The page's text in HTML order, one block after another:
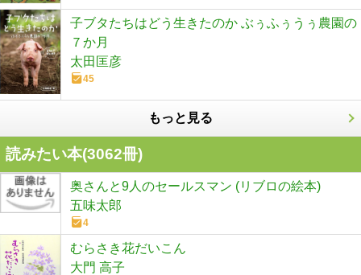
子ブタたちはどう生きたのか ぶぅふぅうぅ農園の
７か月
太田匡彦
45
もっと見る
読みたい本(3062冊)
奥さんと9人のセールスマン (リブロの絵本)
五味太郎
4
むらさき花だいこん
大門 高子